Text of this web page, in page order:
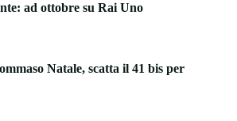
ad ottobre su Rai Uno
Natale, scatta il 41 bis per